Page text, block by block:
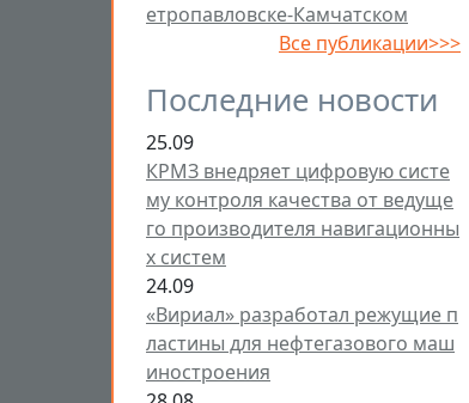
етропавловске-Камчатском
Все публикации>>>
Последние новости
25.09
КРМЗ внедряет цифровую систе
му контроля качества от ведуще
го производителя навигационны
х систем
24.09
«Вириал» разработал режущие п
ластины для нефтегазового маш
иностроения